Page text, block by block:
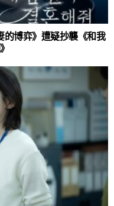
的博弈》遭疑抄襲《和我